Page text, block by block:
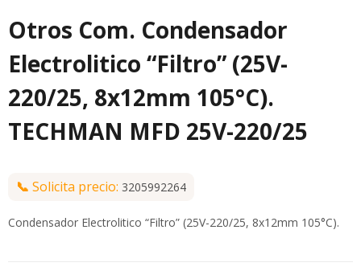
Otros Com. Condensador
Electrolitico “Filtro” (25V-
220/25, 8x12mm 105°C).
TECHMAN MFD 25V-220/25
📞 Solicita precio: 3205992264
Condensador Electrolitico “Filtro” (25V-220/25, 8x12mm 105°C).